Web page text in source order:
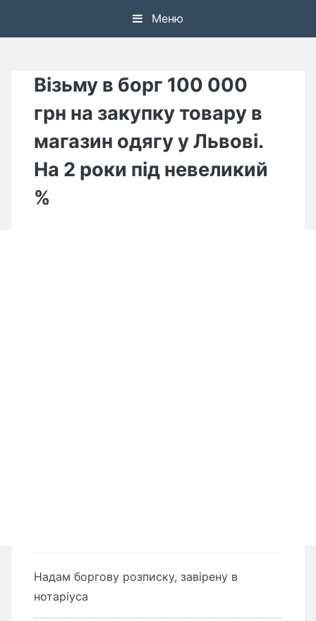
Меню
Візьму в борг 100 000
грн на закупку товару в
магазин одягу у Львові.
На 2 роки під невеликий
%
Надам боргову розписку, завірену в
нотаріуса